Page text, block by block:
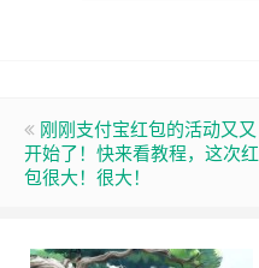
刚刚支付宝红包的活动又又
开始了！快来看教程，这次红
包很大！很大！